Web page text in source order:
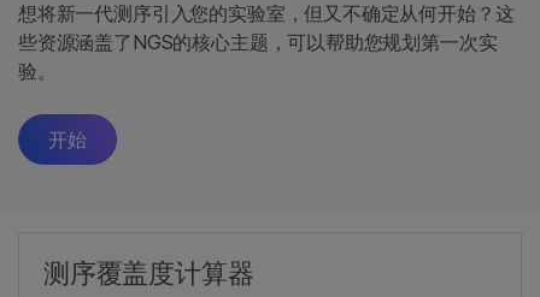
想将新一代测序引入您的实验室，但又不确定从何开始？这
些资源涵盖了NGS的核心主题，可以帮助您规划第一次实
验。
开始
测序覆盖度计算器